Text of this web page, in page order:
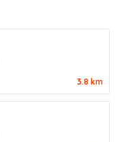
3.8 km